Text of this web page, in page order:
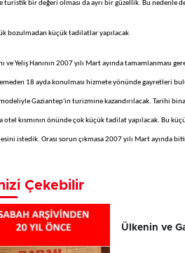
turistik bir değeri olması da ayrı bir güzellik. Bu nedenle
bozulmadan küçük tadilatlar yapılacak
ve Yeliş Hanının 2007 yılı Mart ayında
18 ayda konulması hizmete yönünde gayretleri
Gaziantep'in turizmine kazandırılacak. Tarihi
otel kısmının önünde çok küçük tadilat yapılacak. Bu
istedik. Orası sorun çıkmasa 2007 yılı Mart ayında
Çekebilir
Ülkenin ve